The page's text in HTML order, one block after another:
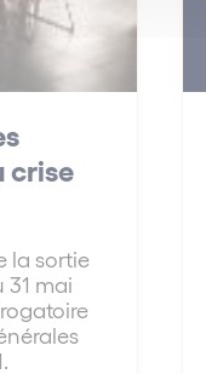
crise
la sortie
31 mai